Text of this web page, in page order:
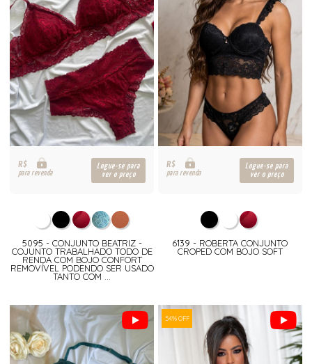
R$
para revenda
Logue-se para
ver o preço
5095 - CONJUNTO BEATRIZ -
COJUNTO TRABALHADO TODO DE
RENDA COM BOJO CONFORT
REMOVÍVEL PODENDO SER USADO
TANTO COM ...
R$
para revenda
Logue-se para
ver o preço
6139 - ROBERTA CONJUNTO
CROPED COM BOJO SOFT
54% OFF